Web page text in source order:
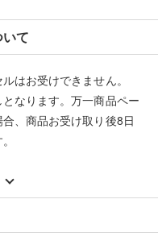
て
はお受けできません。
なります。万一商品ペー
、商品お受け取り後8日
。
、店頭での返品はお受け
に関しては承ることがで